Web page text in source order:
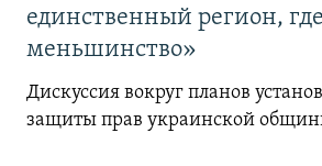
единственный регион,
меньшинство»
Дискуссия вокруг планов
защиты прав украинской